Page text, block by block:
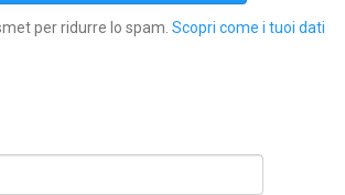
per ridurre lo spam. Scopri come i tuoi dati